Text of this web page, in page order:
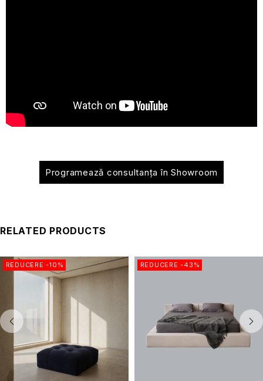
Programează consultanța în Showroom
RELATED PRODUCTS
REDUCERE -10% REDUCERE -43%